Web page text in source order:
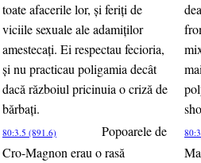
toate afacerile lor, şi feriţi de
viciile sexuale ale adamiţilor
amestecaţi. Ei respectau fecioria,
şi nu practicau poligamia decât
dacă războiul pricinuia o criză de
bărbaţi.
80:3.5 (891.6)
Popoarele de
Cro-Magnon erau o rasă